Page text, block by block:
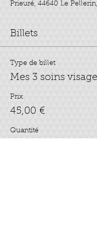
Prieuré, 44640 Le
Billets
Type de billet
Mes 3 soins visage
Prix
45,00 €
Quantité